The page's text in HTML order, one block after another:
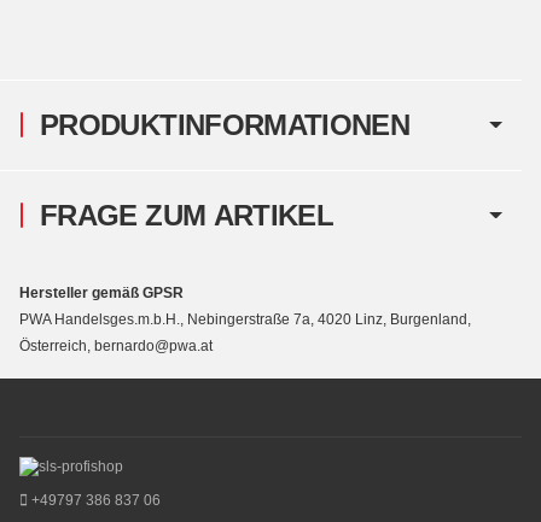
PRODUKTINFORMATIONEN
FRAGE ZUM ARTIKEL
Hersteller gemäß GPSR
PWA Handelsges.m.b.H., Nebingerstraße 7a, 4020 Linz, Burgenland,
Österreich, bernardo@pwa.at
+49797 386 837 06